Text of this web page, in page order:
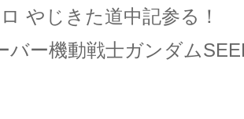
やじきた道中記参る！
バー機動戦士ガンダム